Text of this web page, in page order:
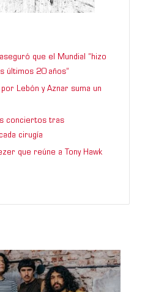
que el Mundial “hizo
últimos 20 años”
Lebón y Aznar suma un
conciertos tras
cirugía
que reúne a Tony Hawk